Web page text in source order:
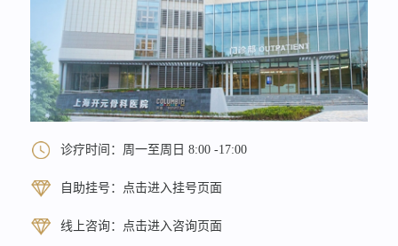
诊疗时间：周一至周日 8:00 -17:00
自助挂号： 点击进入挂号页面
线上咨询： 点击进入咨询页面